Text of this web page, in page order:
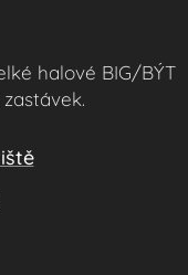
halové BIG/BÝT